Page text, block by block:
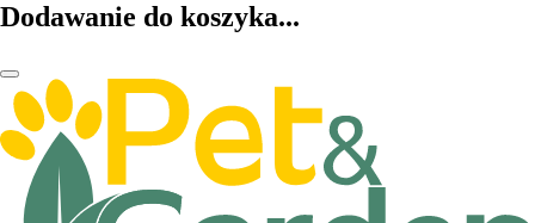
Dodawanie do koszyka...